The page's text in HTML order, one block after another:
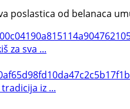
poslastica od belanaca
za sva ...
iz ...